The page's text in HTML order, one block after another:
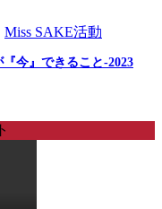
Miss SAKE活動
『今』できること-2023